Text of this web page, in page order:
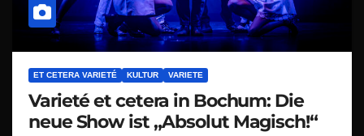
ET CETERA VARIETÉ KULTUR VARIETE
Varieté et cetera in Bochum: Die
neue Show ist „Absolut Magisch!“